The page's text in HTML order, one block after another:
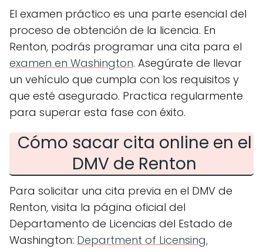
El examen práctico es una parte esencial del
proceso de obtención de la licencia. En
Renton, podrás programar una cita para el
examen en Washington. Asegúrate de llevar
un vehículo que cumpla con los requisitos y
que esté asegurado. Practica regularmente
para superar esta fase con éxito.
Cómo sacar cita online en el
DMV de Renton
Para solicitar una cita previa en el DMV de
Renton, visita la página oficial del
Departamento de Licencias del Estado de
Washington: Department of Licensing,